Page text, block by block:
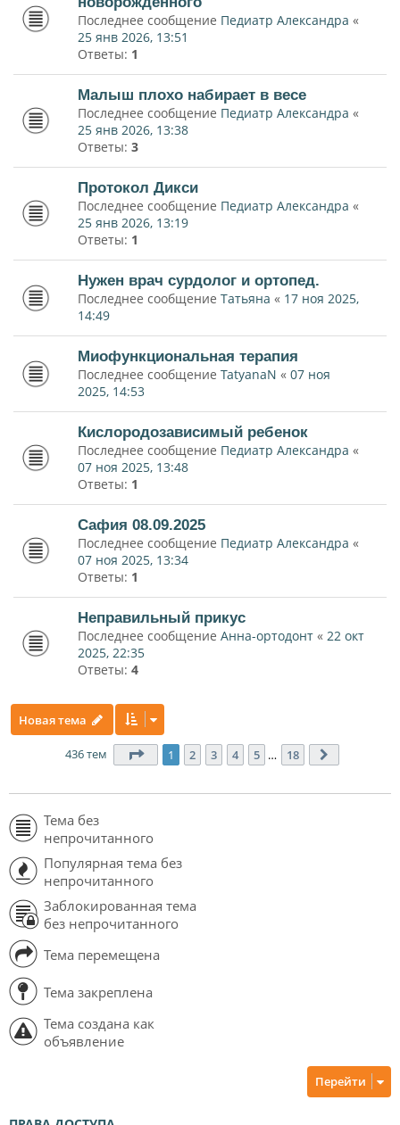
Последнее сообщение Педиатр Александра «
25 янв 2026, 13:51
Ответы: 1
Малыш плохо набирает в весе
Последнее сообщение Педиатр Александра «
25 янв 2026, 13:38
Ответы: 3
Протокол Дикси
Последнее сообщение Педиатр Александра «
25 янв 2026, 13:19
Ответы: 1
Нужен врач сурдолог и ортопед.
Последнее сообщение Татьяна « 17 ноя 2025,
14:49
Миофункциональная терапия
Последнее сообщение TatyanaN « 07 ноя
2025, 14:53
Кислородозависимый ребенок
Последнее сообщение Педиатр Александра «
07 ноя 2025, 13:48
Ответы: 1
Сафия 08.09.2025
Последнее сообщение Педиатр Александра «
07 ноя 2025, 13:34
Ответы: 1
Неправильный прикус
Последнее сообщение Анна-ортодонт « 22 окт
2025, 22:35
Ответы: 4
Новая тема
436 тем Страница 1из 18
1 2 3 4 5 … 18
Тема без
непрочитанного
Популярная тема без
непрочитанного
Заблокированная тема
без непрочитанного
Тема перемещена
Тема закреплена
Тема создана как
объявление
Перейти